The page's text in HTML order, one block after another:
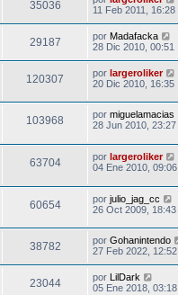
35036
11 Feb 2011, 16:28
29187 por Madafacka
28 Dic 2010, 00:51
120307 por largeroliker
20 Dic 2010, 16:35
103968 por miguelamacias
28 Jun 2010, 23:27
63704 por largeroliker
04 Ene 2010, 09:06
60654 por julio_jag_cc
26 Oct 2009, 18:43
38782 por Gohanintendo
27 Feb 2022, 12:52
23044 por
LilDark
05 Ene 2018, 03:18